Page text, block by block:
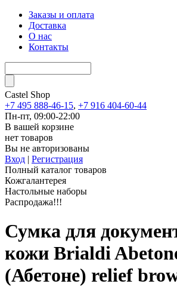
Заказы и оплата
Доставка
О нас
Контакты
Castel Shop
+7 495 888-46-15, +7 916 404-60-44
Пн-пт, 09:00-22:00
В вашей корзине
нет товаров
Вы не авторизованы
Вход | Регистрация
Полный каталог товаров
Кожгалантерея
Настольные наборы
Распродажа!!!
Сумка для
кожи Brialdi
(Абетоне) relief